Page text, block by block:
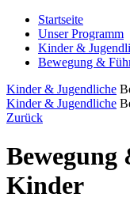
Startseite
Unser Programm
Kinder &
Bewegung &
Kinder & Jugendliche
Kinder & Jugendliche
Zurück
Kinder